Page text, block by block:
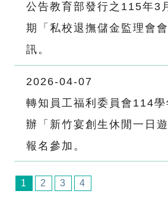
公告教育部發行之115年3
期「私校退撫儲金監理會
訊。
2026-04-07
轉知員工福利委員會114
辦「新竹宴創生休閒一日
報名參加。
1 2 3 4